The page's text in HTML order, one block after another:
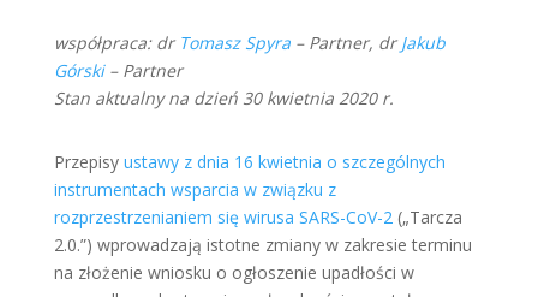
współpraca: dr Tomasz Spyra– Partner, drJakub
Górski– Partner
Stan aktualny na dzień 30 kwietnia 2020 r.
Przepisy ustawy z dnia 16 kwietnia o szczególnych
instrumentach wsparcia w związku z
rozprzestrzenianiem się wirusa SARS-CoV-2(„Tarcza
2.0.”) wprowadzają istotne zmiany w zakresie terminu
na złożenie wniosku o ogłoszenie upadłości w